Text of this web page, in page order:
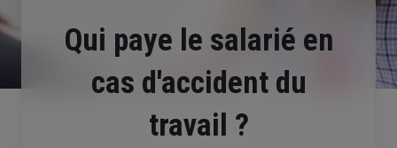
Qui paye le salarié en
cas d'accident du
travail ?